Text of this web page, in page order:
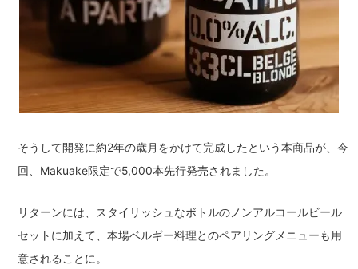
そうして開発に約2年の歳月をかけて完成したという本商品が、今
回、Makuake限定で5,000本先行発売されました。
リターンには、スタイリッシュなボトルのノンアルコールビール
セットに加えて、本場ベルギー料理とのペアリングメニューも用
意されることに。